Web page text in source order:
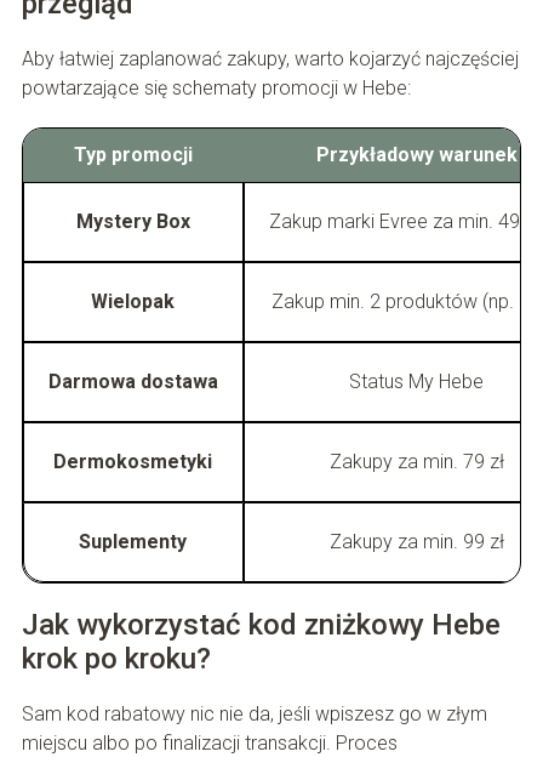
Aby łatwiej zaplanować zakupy, warto kojarzyć najczęściej
powtarzające się schematy promocji w Hebe:
Typ promocji Przykładowy warunek
Mystery Box Zakup marki Evree za min.
Wielopak Zakup min. 2 produktów (np.
Darmowa dostawa Status My Hebe
Dermokosmetyki Zakupy za min. 79 zł
Suplementy Zakupy za min. 99 zł
Jak wykorzystać kod zniżkowy Hebe
krok po kroku?
Sam kod rabatowy nic nie da, jeśli wpiszesz go w złym
miejscu albo po finalizacji transakcji. Proces